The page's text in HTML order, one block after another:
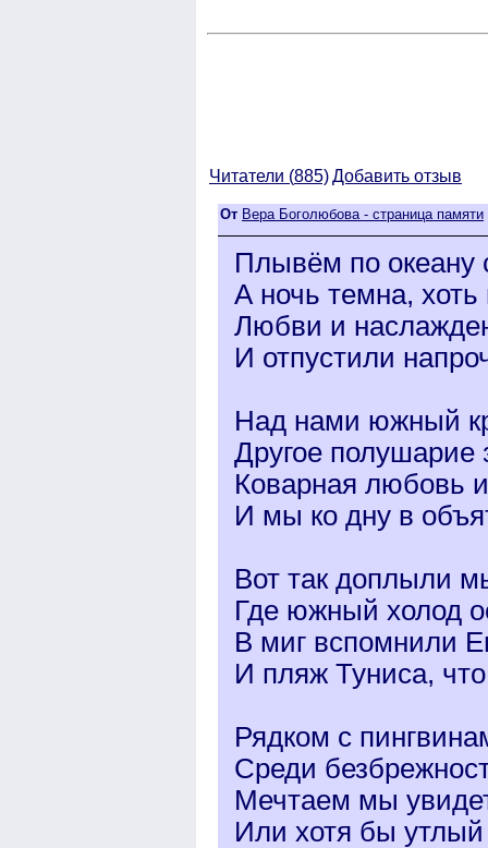
Читатели (885)Добавить отзыв
От Вера Боголюбова - страница памяти
Плывём по
А ночь темна, хоть
Любви и
И отпустили
Над нами южный
Другое полушарие
Коварная любовь
И мы ко дну в
Вот так доплыли
Где южный холод
В миг вспомнили
И пляж Туниса,
Рядком с
Среди
Мечтаем мы
Или хотя бы